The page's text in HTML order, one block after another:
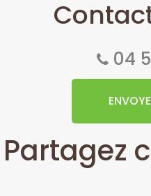
04
Partagez